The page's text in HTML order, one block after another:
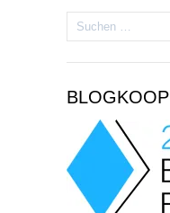
Suchen
nach: